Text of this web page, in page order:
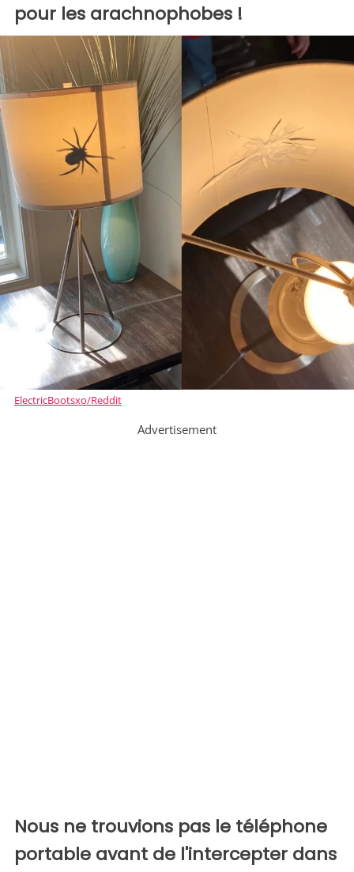
pour les arachnophobes !
ElectricBootsxo/Reddit
Advertisement
Nous ne trouvions pas le téléphone
portable avant de l'intercepter dans